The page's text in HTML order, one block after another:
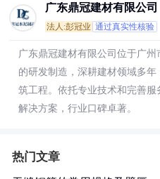
广东鼎冠建材有限公司
法人:彭冠业 通过真实性核验
广东鼎冠建材有限公司位于广
的研发制造，深耕建材领域多
筑工程。依托专业技术和完善
解决方案，行业口碑卓著。
热门文章